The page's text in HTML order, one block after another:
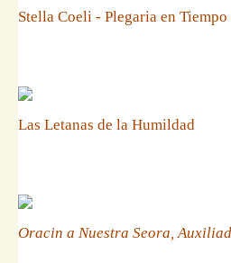
Stella Coeli - Plegaria en
Las Letanas de la Humildad
Oracin a Nuestra Seora,